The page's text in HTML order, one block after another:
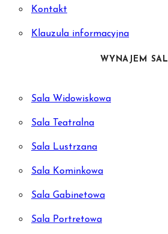
Kontakt
Klauzula informacyjna
WYNAJEM SAL
Sala Widowiskowa
Sala Teatralna
Sala Lustrzana
Sala Kominkowa
Sala Gabinetowa
Sala Portretowa